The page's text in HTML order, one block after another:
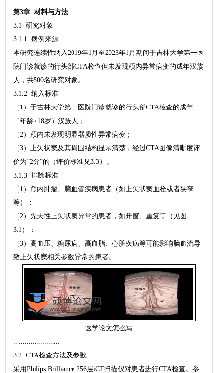
第3章 材料与方法
3.1 研究对象
3.1.1 病例来源
本研究连续性纳入2019年1月至2023年1月期间于吉林大学第一医
院门诊就诊的行头部CTA检查但未发现颅内异常病变的成年汉族
人，共500名研究对象。
3.1.2 纳入标准
（1）于吉林大学第一医院门诊就诊的行头部CTA检查的成年
（年龄≥18岁）汉族人；
（2）颅内未发现明显器质性异常病变；
（3）上矢状窦及其周围结构显示清楚，经过CTA图像清晰度评
价为“2分”的（评价标准见3.3）。
3.1.3 排除标准
（1）颅内肿瘤、脑血管疾病患者（如上矢状窦血栓或者狭窄
等）；
（2）先天性上矢状窦异常的患者，如开窗、重复等（见图
3.1）；
（3）高血压、糖尿病、高血脂、心脏疾病等可能影响脑血流导
致上矢状窦相关参数异常的患者。
医学论文怎么写
3.2 CTA检查方法及参数
采用Philips Brilliance 256层iCT扫描仪对患者进行CTA检查。参